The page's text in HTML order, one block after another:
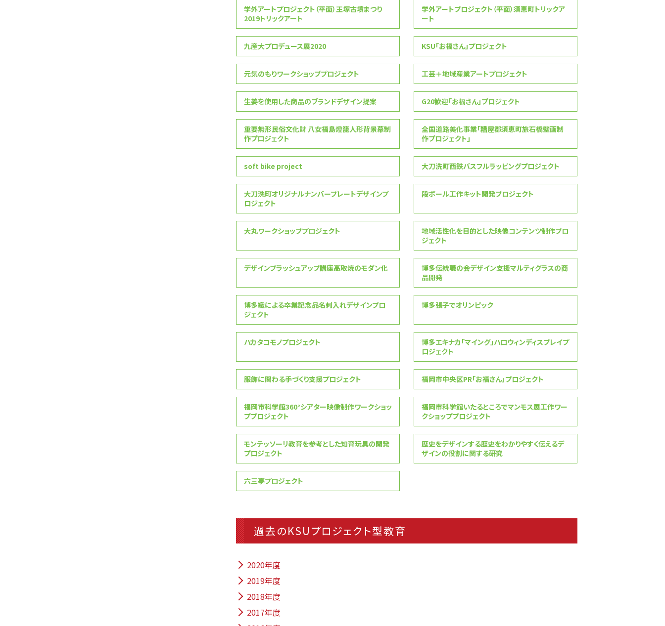
学外アートプロジェクト（平面）王塚古墳まつり
2019トリックアート
学外アートプロジェクト（平面）須恵町トリックア
ート
九産大プロデュース展2020 KSU「お福さん」プロジェクト
元気のもりワークショッププロジェクト 工芸＋地域産業アートプロジェクト
生姜を使用した商品のブランドデザイン提案 G20歓迎「お福さん」プロジェクト
重要無形民俗文化財 八女福島燈籠人形背景幕制
作プロジェクト
全国道路美化事業「糟屋郡須恵町旅石橋壁画制
作プロジェクト」
soft bike project 大刀洗町西鉄バスフルラッピングプロジェクト
大刀洗町オリジナルナンバープレートデザインプ
ロジェクト
段ボール工作キット開発プロジェクト
大丸ワークショッププロジェクト
地域活性化を目的とした映像コンテンツ制作プロ
ジェクト
デザインブラッシュアップ講座高取焼のモダン化
博多伝統職の会デザイン支援マルティグラスの商
品開発
博多織による卒業記念品名刺入れデザインプロ
ジェクト
博多張子でオリンピック
ハカタコモノプロジェクト
博多エキナカ「マイング」ハロウィンディスプレイプ
ロジェクト
服飾に関わる手づくり支援プロジェクト 福岡市中央区PR「お福さん」プロジェクト
福岡市科学館360°シアター映像制作ワークショッ
ププロジェクト
福岡市科学館いたるところでマンモス展工作ワー
クショッププロジェクト
モンテッソーリ教育を参考とした知育玩具の開発
プロジェクト
歴史をデザインする歴史をわかりやすく伝えるデ
ザインの役割に関する研究
六三亭プロジェクト
過去のKSUプロジェクト型教育
2020年度
2019年度
2018年度
2017年度